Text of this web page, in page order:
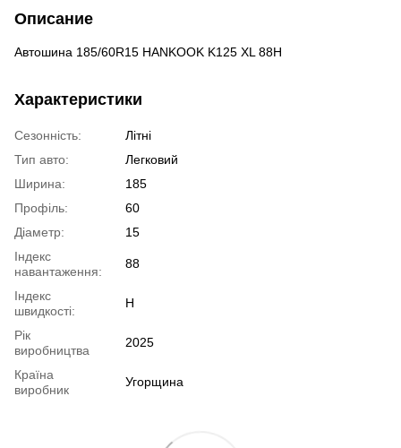
Описание
Автошина 185/60R15 HANKOOK K125 XL 88H
Характеристики
Сезонність:
Літні
Тип авто:
Легковий
Ширина:
185
Профіль:
60
Діаметр:
15
Індекс
навантаження:
88
Індекс
швидкості:
H
Рік
виробництва
2025
Країна
виробник
Угорщина